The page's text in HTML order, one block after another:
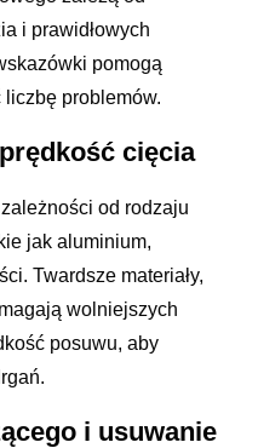
i prawidłowych
pomogą
problemów.
cięcia
od rodzaju
jak aluminium,
Twardsze materiały,
wolniejszych
posuwu, aby
i usuwanie